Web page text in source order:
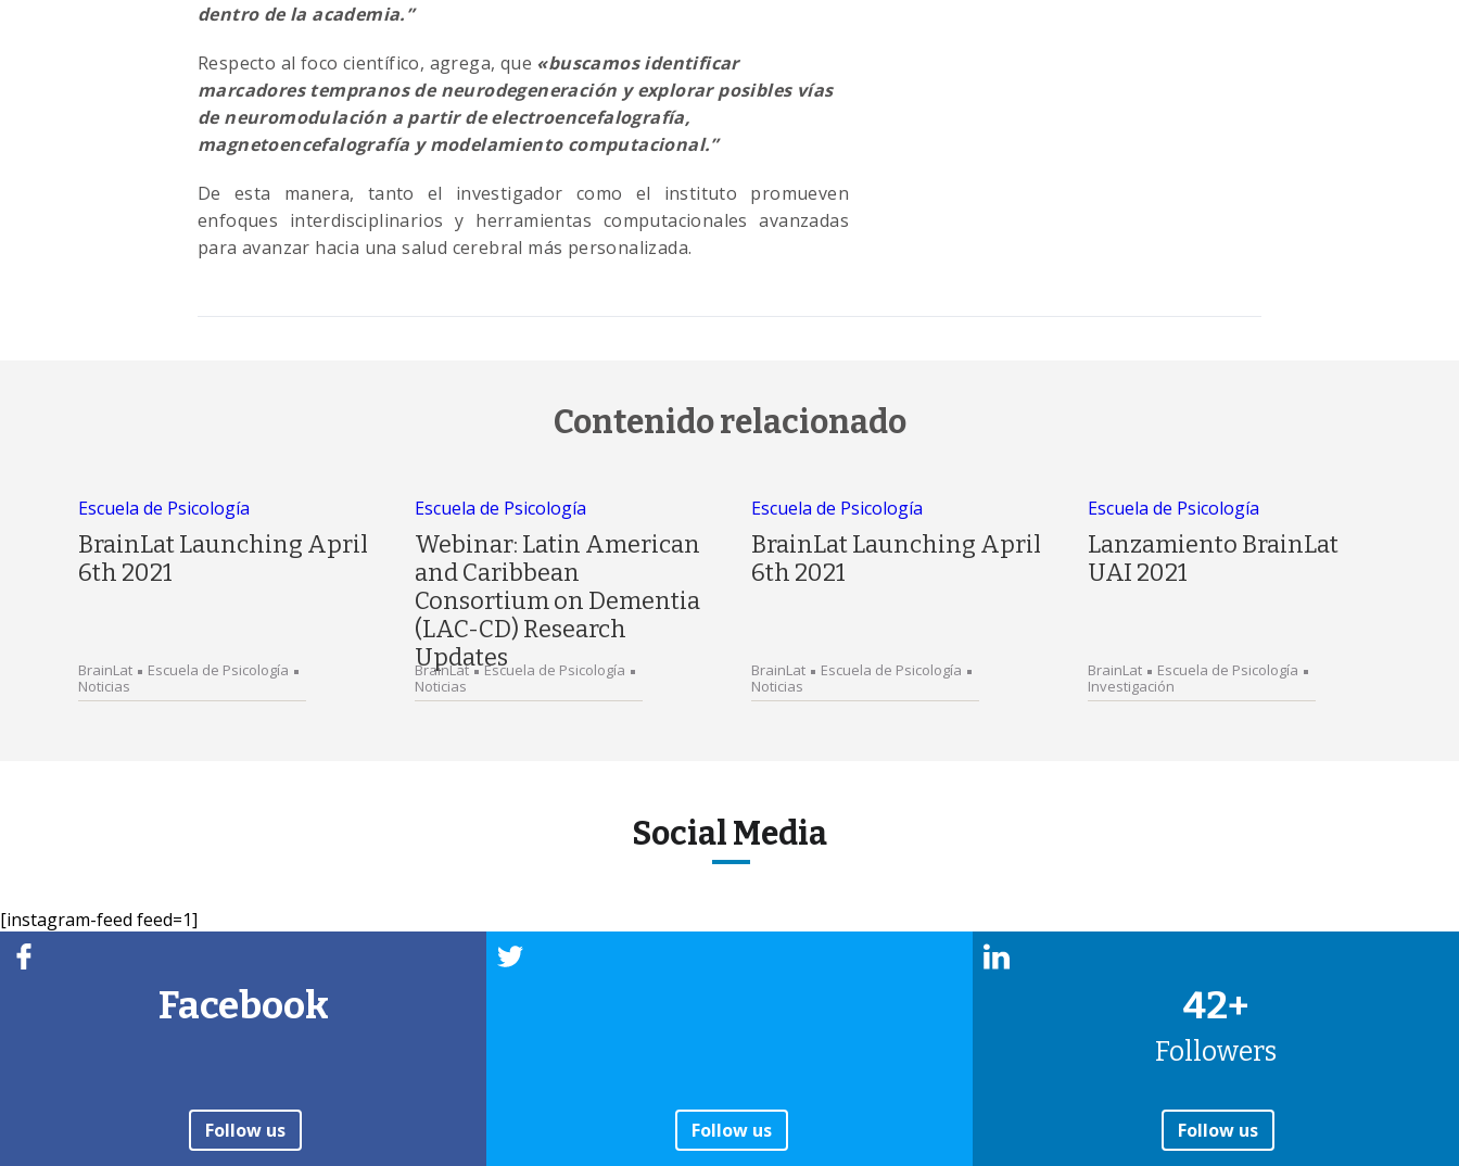
dentro de la academia.”
Respecto al foco científico, agrega, que «buscamos identificar
marcadores tempranos de neurodegeneración y explorar posibles vías
de neuromodulación a partir de electroencefalografía,
magnetoencefalografía y modelamiento computacional.”
De esta manera, tanto el investigador como el instituto promueven
enfoques interdisciplinarios y herramientas computacionales avanzadas
para avanzar hacia una salud cerebral más personalizada.
Contenido relacionado
Escuela de Psicología
BrainLat Launching April
6th 2021
BrainLat
Escuela de Psicología
Noticias
Escuela de Psicología
Webinar: Latin American
and Caribbean
Consortium on Dementia
(LAC-CD) Research
Updates
BrainLat
Escuela de Psicología
Noticias
Escuela de Psicología
BrainLat Launching April
6th 2021
BrainLat
Escuela de Psicología
Noticias
Escuela de Psicología
Lanzamiento BrainLat
UAI 2021
BrainLat
Escuela de Psicología
Investigación
Social Media
[instagram-feed feed=1]
Facebook
Follow us Follow us
42+
Followers
Follow us